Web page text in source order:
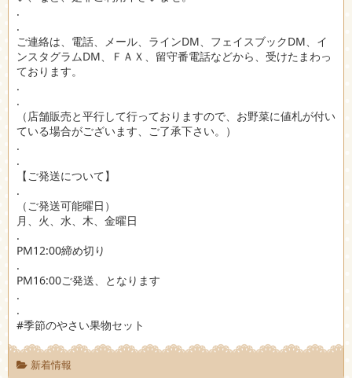
.
.
ご連絡は、電話、メール、ラインDM、フェイスブックDM、イ
ンスタグラムDM、ＦＡＸ、留守番電話などから、受けたまわっ
ております。
.
.
（店舗販売と平行して行っておりますので、お野菜に値札が付い
ている場合がございます、ご了承下さい。）
.
.
【ご発送について】
.
（ご発送可能曜日）
月、火、水、木、金曜日
.
PM12:00締め切り
.
PM16:00ご発送、となります
.
.
#季節のやさい果物セット
新着情報